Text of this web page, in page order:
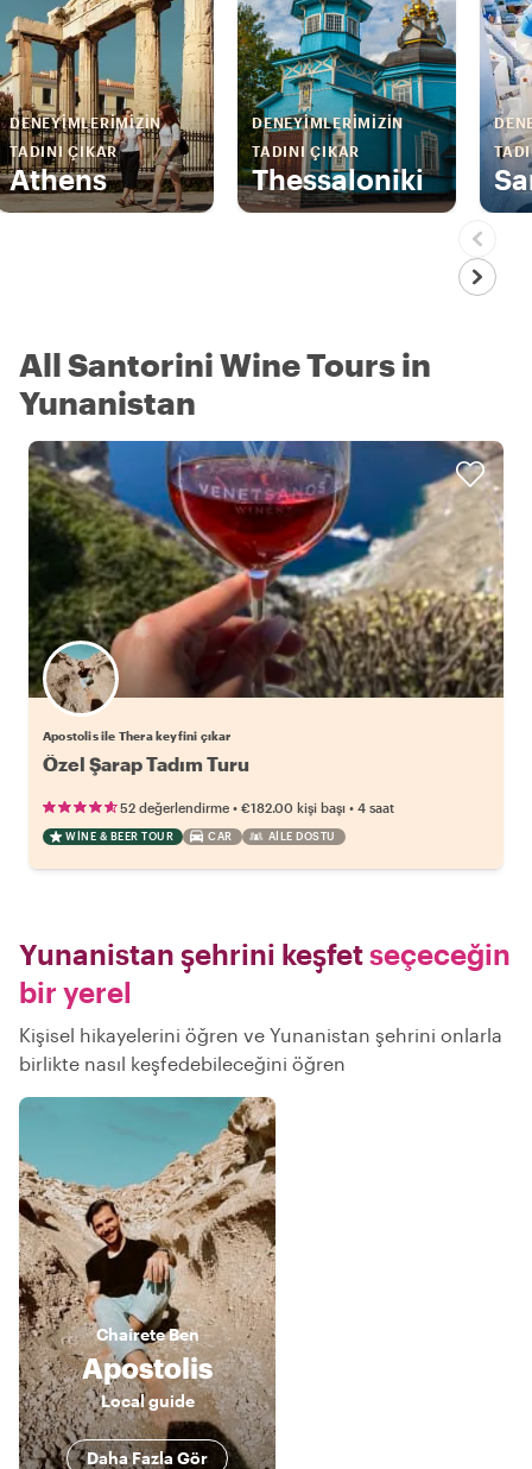
DENEYIMLERIMIZIN
TADINI ÇIKAR
Athens
DENEYIMLERIMIZIN
TADINI ÇIKAR
Thessaloniki
All Santorini Wine Tours in
Yunanistan
Apostolis ile Thera keyfini çıkar
Özel Şarap Tadım Turu
52 değerlendirme • €182.00 kişi başı • 4 saat
WINE & BEER TOUR CAR AILE DOSTU
Yunanistan şehrini keşfetseçeceğin
bir yerel
Kişisel hikayelerini öğren ve Yunanistan şehrini onlarla
birlikte nasıl keşfedebileceğini öğren
ChaíreteBen
Apostolis
Local guide
Daha Fazla Gör